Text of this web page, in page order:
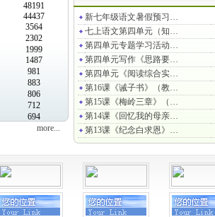
48191
44437
3564
2302
1999
1487
981
883
806
712
694
more...
新七年级语文暑假预习…
七上语文第四单元（知…
第四单元专题学习活动…
第四单元写作《思路要…
第四单元《阅读综合实…
第16课《诫子书》（教…
第15课《梅岭三章》（…
第14课《回忆我的母亲…
第13课《纪念白求恩》…